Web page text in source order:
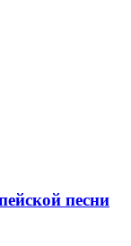
песни